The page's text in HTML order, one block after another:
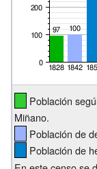
Población
Miñano.
Población de
Población de